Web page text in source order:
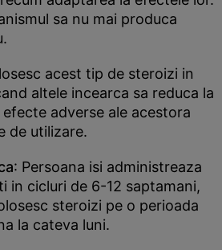
sa nu mai produca
acest tip de steroizi in
altele incearca sa reduca la
adverse ale acestora
de utilizare.
: Persoana isi administreaza
in cicluri de 6-12 saptamani,
steroizi pe o perioada
la cateva luni.